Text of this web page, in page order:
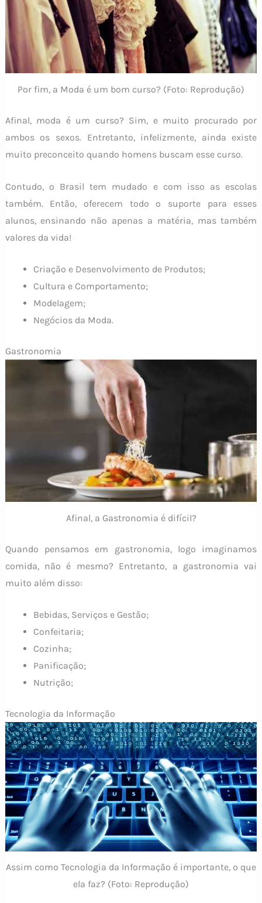
Por fim, a Moda é um bom curso? (Foto: Reprodução)
Afinal, moda é um curso? Sim, e muito procurado por
ambos os sexos. Entretanto, infelizmente, ainda existe
muito preconceito quando homens buscam esse curso.
Contudo, o Brasil tem mudado e com isso as escolas
também. Então, oferecem todo o suporte para esses
alunos, ensinando não apenas a matéria, mas também
valores da vida!
Criação e Desenvolvimento de Produtos;
Cultura e Comportamento;
Modelagem;
Negócios da Moda.
Gastronomia
Afinal, a Gastronomia é difícil?
Quando pensamos em gastronomia, logo imaginamos
comida, não é mesmo? Entretanto, a gastronomia vai
muito além disso:
Bebidas, Serviços e Gestão;
Confeitaria;
Cozinha;
Panificação;
Nutrição;
Tecnologia da Informação
Assim como Tecnologia da Informação é importante, o que
ela faz? (Foto: Reprodução)